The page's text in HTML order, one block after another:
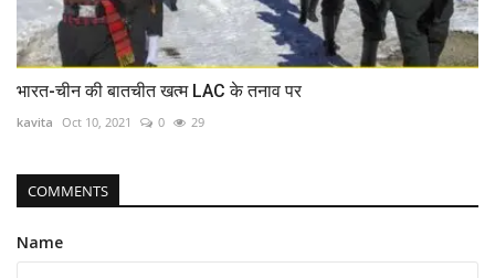
भारत-चीन की बातचीत खत्म LAC के तनाव पर
kavita Oct 10, 2021 0 29
COMMENTS
Name